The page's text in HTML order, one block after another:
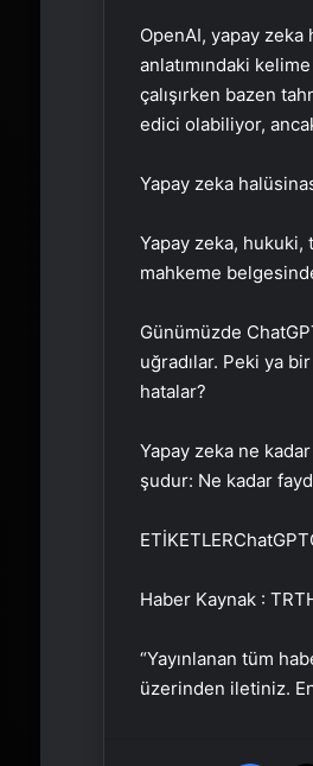
OpenAI, yapay
anlatımındaki
çalışırken bazen
edici olabiliyor,
Yapay zeka
Yapay zeka, hukuki,
mahkeme
Günümüzde
uğradılar. Peki ya
hatalar?
Yapay zeka ne
şudur: Ne kadar
Haber Kaynak :
“Yayınlanan tüm
üzerinden iletiniz.